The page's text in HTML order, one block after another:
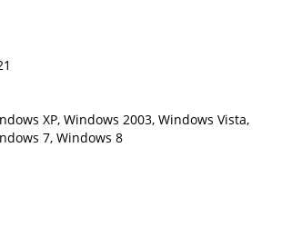
XP, Windows 2003, Windows Vista,
7, Windows 8